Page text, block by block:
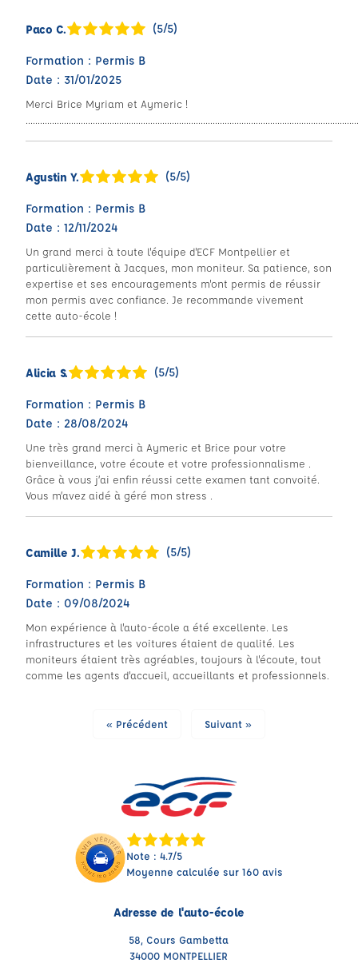
Paco C. (5/5)
Formation : Permis B
Date : 31/01/2025
Merci Brice Myriam et Aymeric !
Agustin Y. (5/5)
Formation : Permis B
Date : 12/11/2024
Un grand merci à toute l'équipe d'ECF Montpellier et
particulièrement à Jacques, mon moniteur. Sa patience, son
expertise et ses encouragements m'ont permis de réussir
mon permis avec confiance. Je recommande vivement
cette auto-école !
Alicia S. (5/5)
Formation : Permis B
Date : 28/08/2024
Une très grand merci à Aymeric et Brice pour votre
bienveillance, votre écoute et votre professionnalisme .
Grâce à vous j’ai enfin réussi cette examen tant convoité.
Vous m’avez aidé à géré mon stress .
Camille J. (5/5)
Formation : Permis B
Date : 09/08/2024
Mon expérience à l'auto-école a été excellente. Les
infrastructures et les voitures étaient de qualité. Les
moniteurs étaient très agréables, toujours à l'écoute, tout
comme les agents d'accueil, accueillants et professionnels.
« Précédent Suivant »
Note : 4.7/5
Moyenne calculée sur 160 avis
Adresse de l'auto-école
58, Cours Gambetta
34000 MONTPELLIER